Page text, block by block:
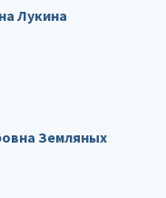
Лукина
Земляных